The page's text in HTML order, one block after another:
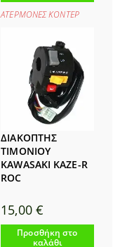
ΑΤΕΡΜΟΝΕΣ ΚΟΝΤΕΡ
ΔΙΑΚΟΠΤΗΣ
ΤΙΜΟΝΙΟΥ
KAWASAKI KAZE-R
ROC
15,00 €
Προσθήκη στο
καλάθι